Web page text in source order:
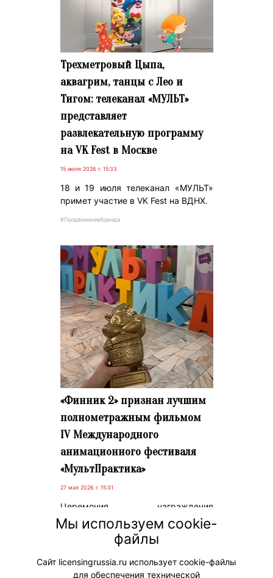
Трехметровый Цыпа,
аквагрим, танцы с Лео и
Тигом: телеканал «МУЛЬТ»
представляет
развлекательную программу
на VK Fest в Москве
15 июля 2026 г. 15:33
18 и 19 июля телеканал «МУЛЬТ»
примет участие в VK Fest на ВДНХ.
#ПродвижениеБренда
«Финник 2» признан лучшим
полнометражным фильмом
IV Международного
анимационного фестиваля
«МультПрактика»
27 мая 2026 г. 15:31
Церемония награждения
состоялась 24 мая в Воронеже.
Полнометражный анимационный
фильм ГК «Рики» завоевал главный
приз в своей номинации.
#ПродвижениеБренда #Премии
Мы используем cookie-
файлы
Сайт licensingrussia.ru использует cookie-файлы
для обеспечения технической